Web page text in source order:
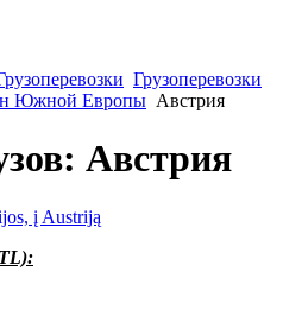
Грузоперевозки
Южной Европы Австрия
Австрия